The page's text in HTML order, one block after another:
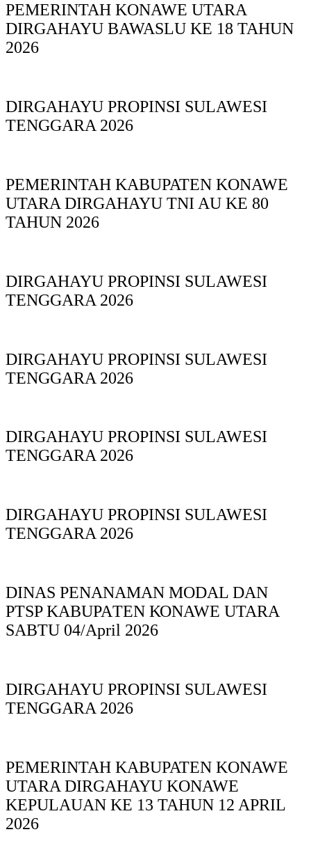
PEMERINTAH KONAWE UTARA
DIRGAHAYU BAWASLU KE 18 TAHUN
2026
DIRGAHAYU PROPINSI SULAWESI
TENGGARA 2026
PEMERINTAH KABUPATEN KONAWE
UTARA DIRGAHAYU TNI AU KE 80
TAHUN 2026
DIRGAHAYU PROPINSI SULAWESI
TENGGARA 2026
DIRGAHAYU PROPINSI SULAWESI
TENGGARA 2026
DIRGAHAYU PROPINSI SULAWESI
TENGGARA 2026
DIRGAHAYU PROPINSI SULAWESI
TENGGARA 2026
DINAS PΕΝΑΝΑΜAN MODAL DAN
PTSP KABUPAΤΕΝ ΚΟNAWE UTARA
SABTU 04/April 2026
DIRGAHAYU PROPINSI SULAWESI
TENGGARA 2026
PEMERINTAH KABUPATEN KONAWE
UTARA DIRGAHAYU KONAWE
KEPULAUAN KE 13 TAHUN 12 APRIL
2026